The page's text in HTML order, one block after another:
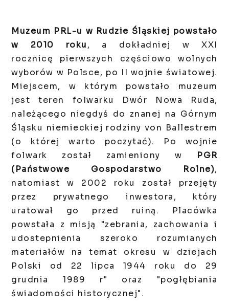
Muzeum PRL-u w Rudzie Śląskiej powstało
w 2010 roku, a dokładniej w XXI
rocznicę pierwszych częściowo wolnych
wyborów w Polsce, po II wojnie światowej.
Miejscem, w którym powstało muzeum
jest teren folwarku Dwór Nowa Ruda,
należącego niegdyś do znanej na Górnym
Śląsku niemieckiej rodziny von Ballestrem
(o której warto poczytać). Po wojnie
folwark został zamieniony w PGR
(Państwowe Gospodarstwo Rolne),
natomiast w 2002 roku został przejęty
przez prywatnego inwestora, który
uratował go przed ruiną. Placówka
powstała z misją "zebrania, zachowania i
udostepnienia szeroko rozumianych
materiałów na temat okresu w dziejach
Polski od 22 lipca 1944 roku do 29
grudnia 1989 r" oraz "pogłębiania
świadomości historycznej".